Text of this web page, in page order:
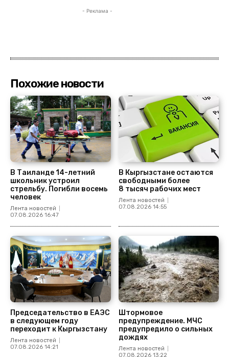
- Реклама -
Похожие новости
В Таиланде 14-летний
школьник устроил
стрельбу. Погибли восемь
человек
Лента новостей
07.08.2026 16:47
В Кыргызстане остаются
свободными более
8 тысяч рабочих мест
Лента новостей
07.08.2026 14:55
Председательство в ЕАЭС
в следующем году
переходит к Кыргызстану
Лента новостей
07.08.2026 14:21
Штормовое
предупреждение. МЧС
предупредило о сильных
дождях
Лента новостей
07.08.2026 13:22